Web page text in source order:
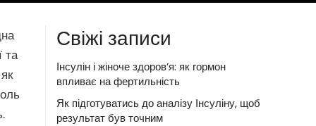
та
Свіжі записи
Інсулін і жіноче здоров’я: як гормон
впливає на фертильність
Як підготуватись до аналізу Інсуліну, щоб
результат був точним